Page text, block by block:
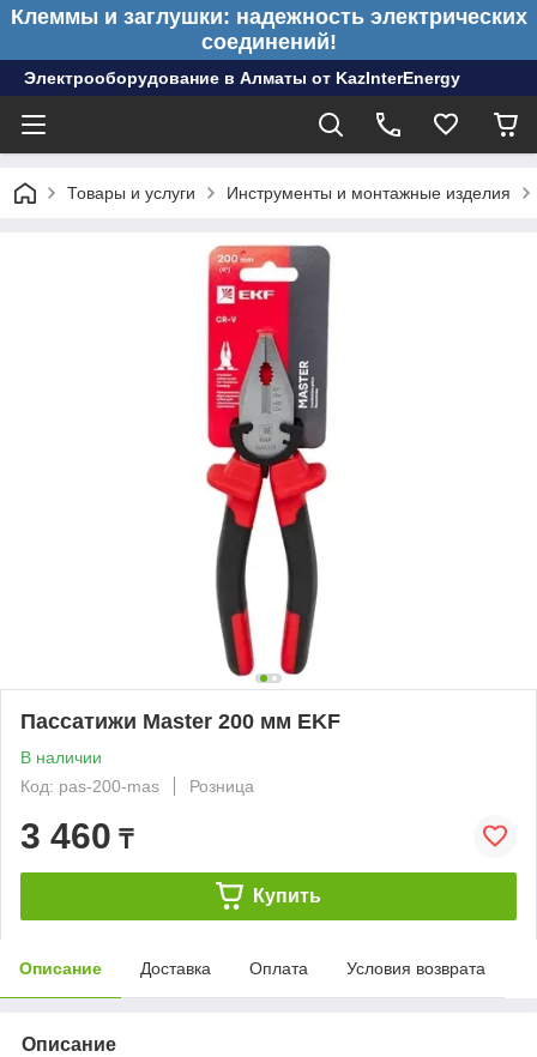
Клеммы и заглушки: надежность электрических
соединений!
Электрооборудование в Алматы от KazInterEnergy
Товары и услуги Инструменты и монтажные изделия
Пассатижи Master 200 мм EKF
В наличии
Код: pas-200-mas
Розница
3 460 ₸
Купить
Описание Доставка Оплата Условия возврата
Описание